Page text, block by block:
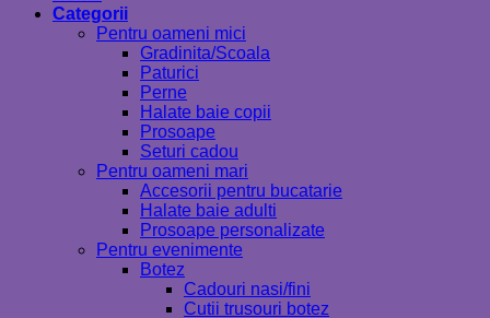
Categorii
Pentru oameni mici
Gradinita/Scoala
Paturici
Perne
Halate baie copii
Prosoape
Seturi cadou
Pentru oameni mari
Accesorii pentru bucatarie
Halate baie adulti
Prosoape personalizate
Pentru evenimente
Botez
Cadouri nasi/fini
Cutii trusouri botez